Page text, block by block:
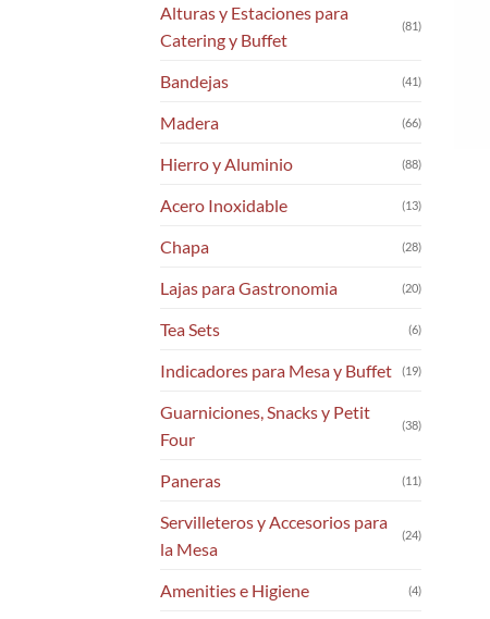
Alturas y Estaciones para
Catering y Buffet
(81)
Bandejas (41)
Madera (66)
Hierro y Aluminio (88)
Acero Inoxidable (13)
Chapa (28)
Lajas para Gastronomia (20)
Tea Sets (6)
Indicadores para Mesa y Buffet (19)
Guarniciones, Snacks y Petit
Four
(38)
Paneras (11)
Servilleteros y Accesorios para
la Mesa
(24)
Amenities e Higiene (4)